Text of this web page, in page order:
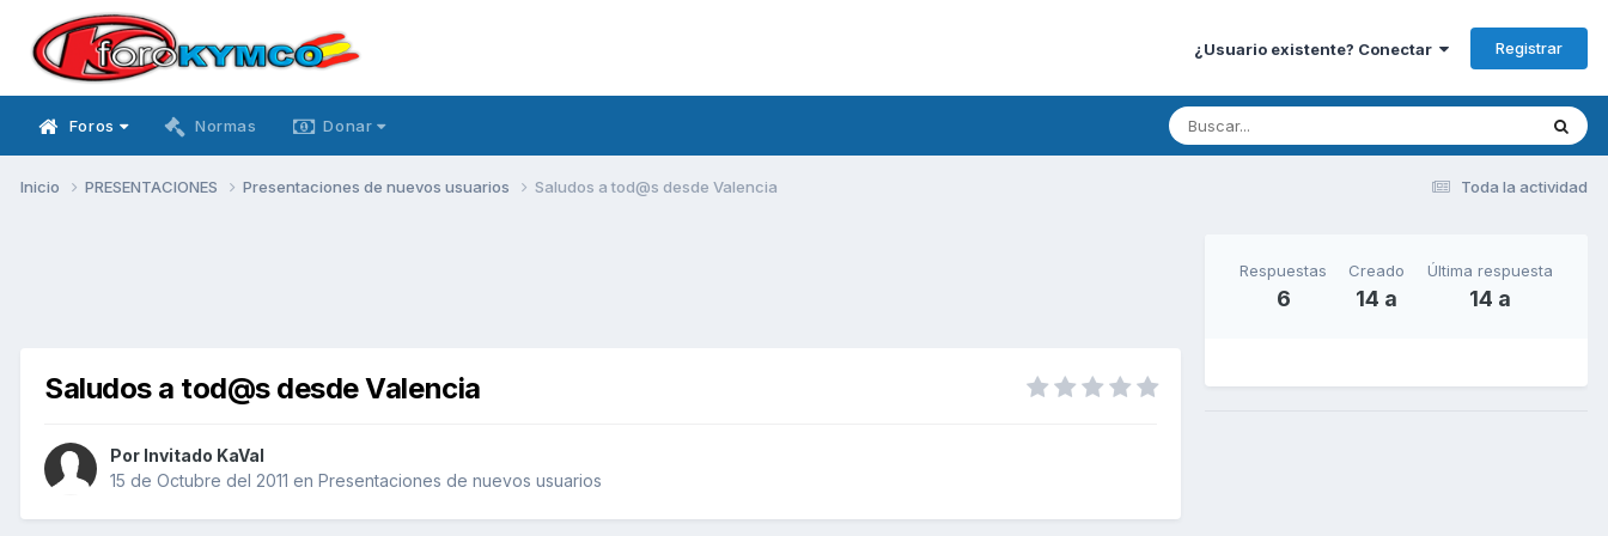
¿Usuario existente? Conectar Registrar
Foros Normas Donar
Toda la actividad
Inicio PRESENTACIONES Presentaciones de nuevos usuarios Saludos a tod@s desde Valencia
Saludos a tod@s desde Valencia
Por Invitado KaVal
15 de Octubre del 2011 en Presentaciones de nuevos usuarios
Respuestas
6
Creado
14 a
Última respuesta
14 a